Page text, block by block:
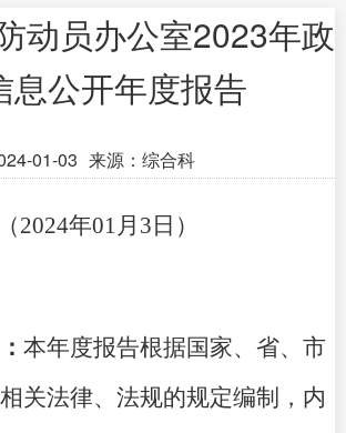
动员办公室2023年政
息公开年度报告
01-03 来源：综合科
（2024年01月3日）
本年度报告根据国家、省、市
关法律、法规的规定编制，内